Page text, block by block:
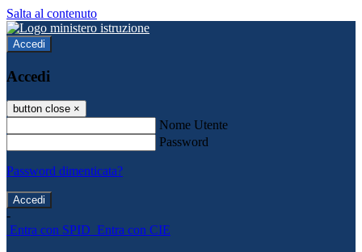
Salta al contenuto
Accedi
Accedi
button close ×
Nome Utente
Password
Password dimenticata?
-
Entra con SPID Entra con CIE